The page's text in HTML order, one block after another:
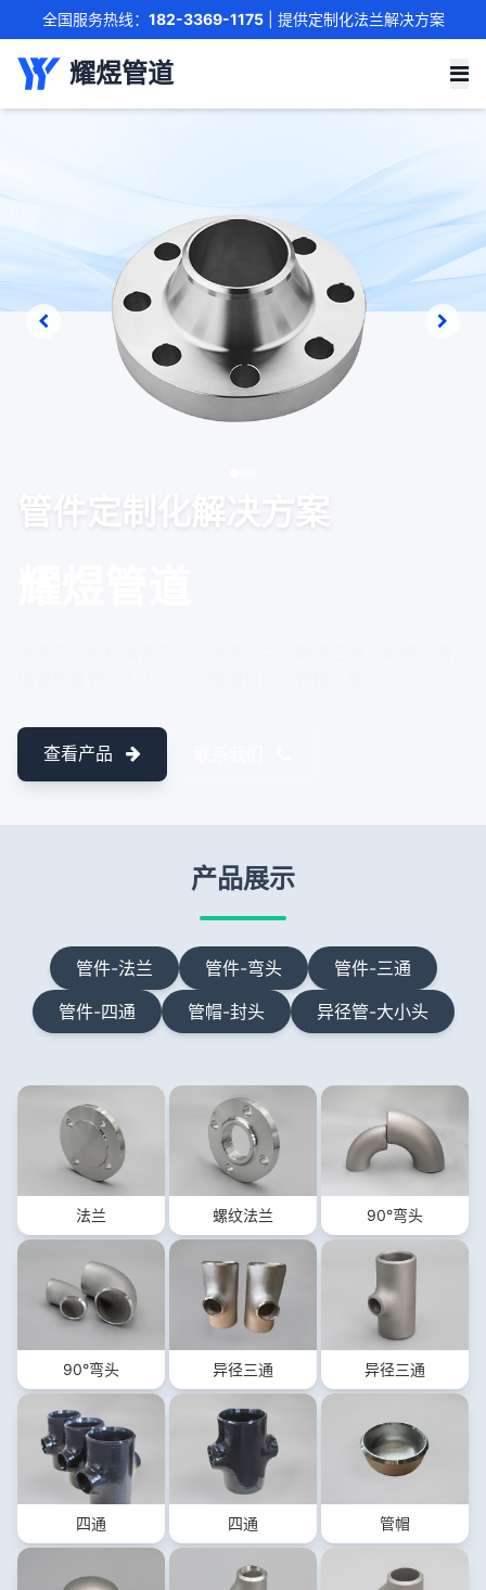
全国服务热线： 182-3369-1175| 提供定制化法兰解决方案
耀煜管道
联系我们
管件定制化解决方案
查看产品
产品展示
管件-法兰 管件-弯头
管件-三通
管件-四通
管帽-封头 异径管-大小头
法兰 螺纹法兰 90°弯头
90°弯头 异径三通 异径三通
四通 四通 管帽